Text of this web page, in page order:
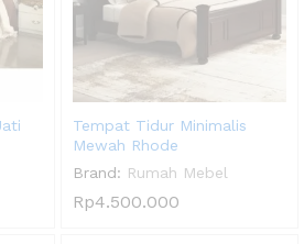
Tempat Tidur Minimalis
Mewah Rhode
Brand: Rumah Mebel
Rp4.500.000